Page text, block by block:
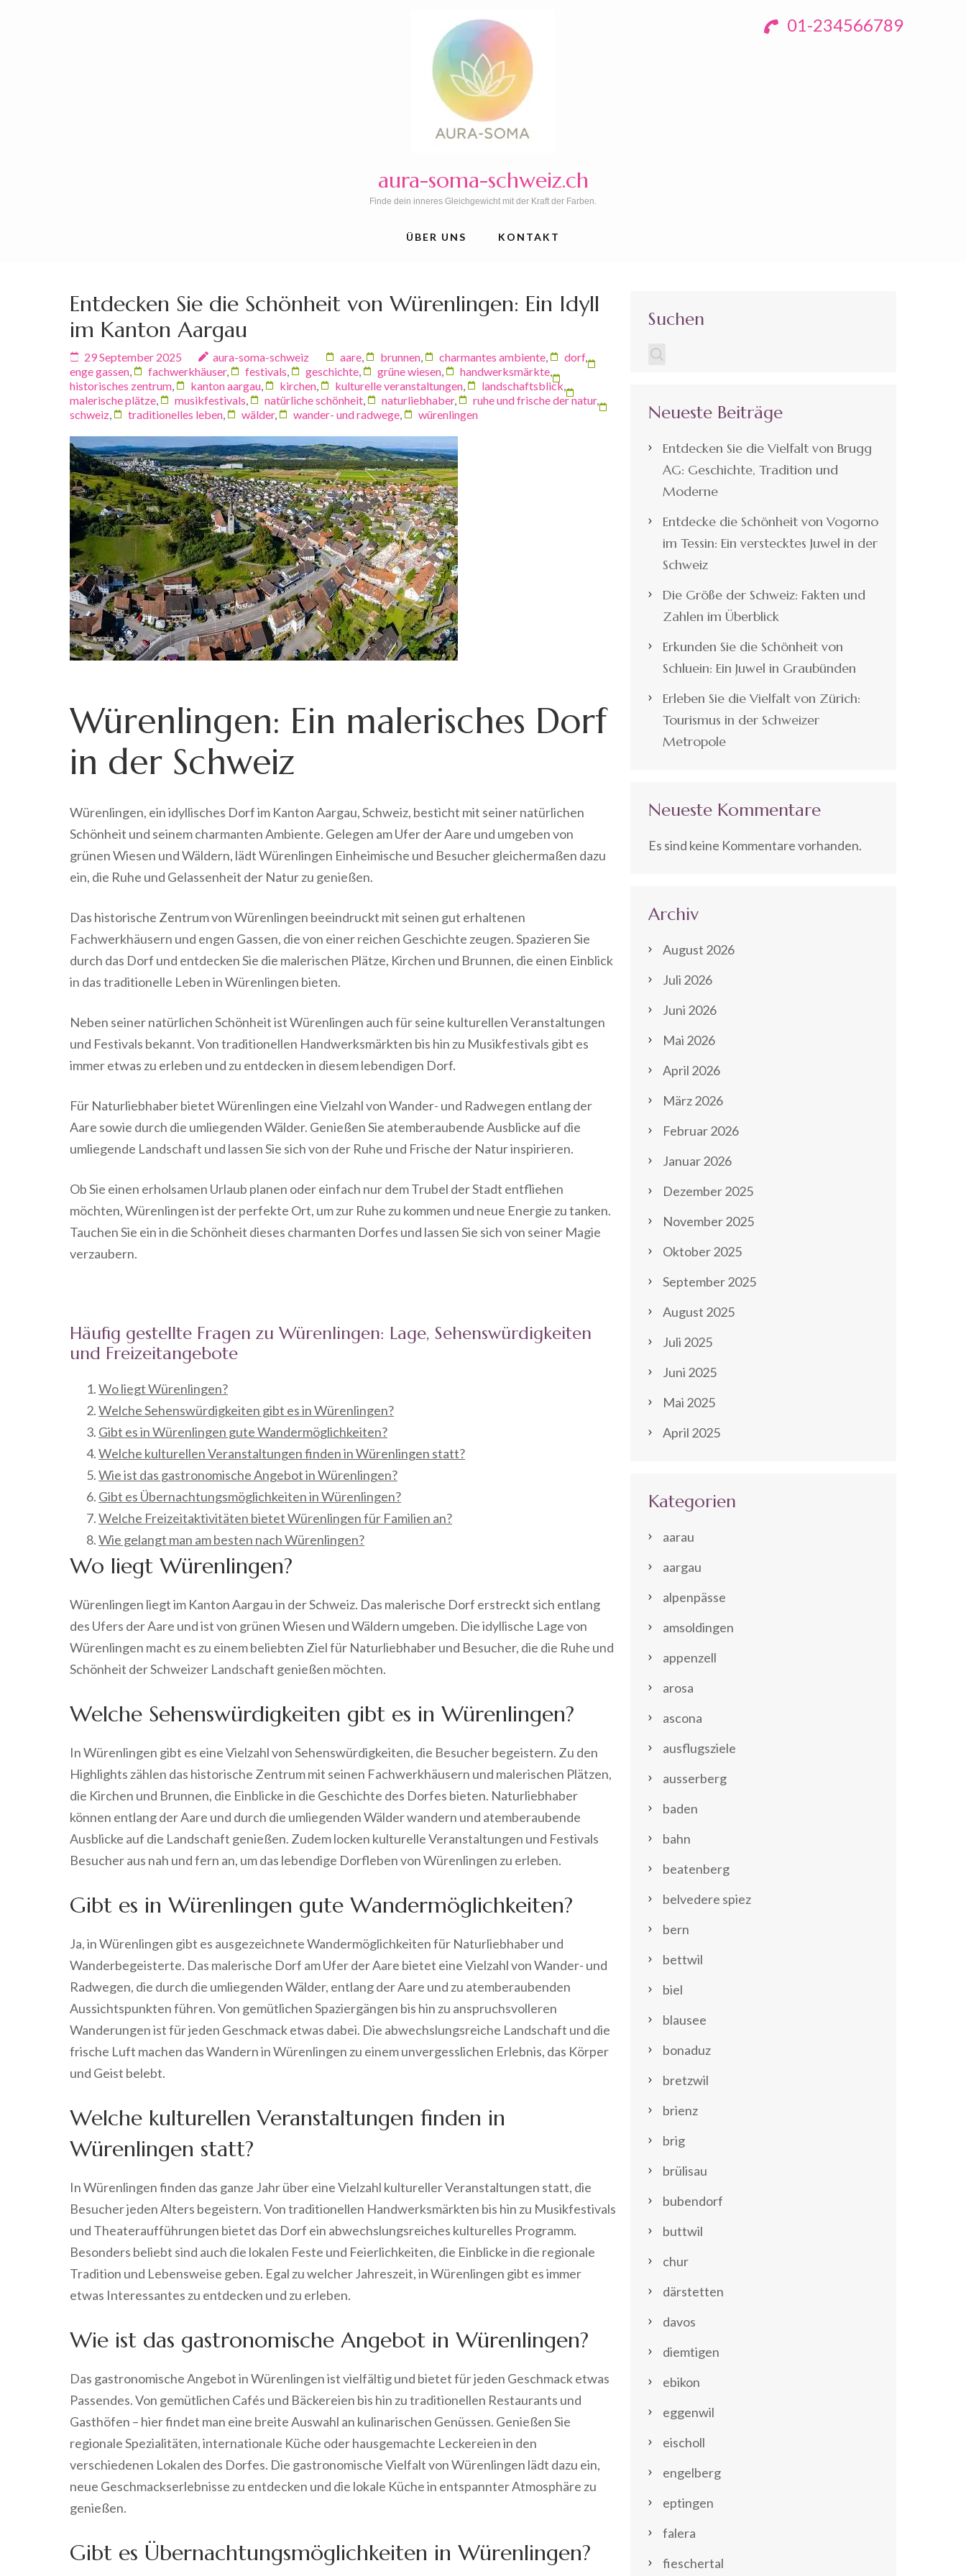
01-234566789
aura-soma-schweiz.ch
Finde dein inneres Gleichgewicht mit der Kraft der Farben.
ÜBER UNS KONTAKT
Entdecken Sie die Schönheit von Würenlingen: Ein Idyll
im Kanton Aargau
29 September 2025 aura-soma-schweiz aare brunnen charmantes ambiente dorf,
enge gassen
fachwerkhäuser, festivals geschichte grüne wiesen handwerksmärkte
historisches zentrum
kanton aargau kirchen kulturelle veranstaltungen landschaftsblick
malerische plätze
musikfestivals natürliche schönheit naturliebhaber, ruhe und frische der natur,
schweiz
traditionelles leben wälder, wander- und radwege würenlingen
Würenlingen: Ein malerisches Dorf
in der Schweiz
Würenlingen, ein idyllisches Dorf im Kanton Aargau, Schweiz, besticht mit seiner natürlichen
Schönheit und seinem charmanten Ambiente. Gelegen am Ufer der Aare und umgeben von
grünen Wiesen und Wäldern, lädt Würenlingen Einheimische und Besucher gleichermaßen dazu
ein, die Ruhe und Gelassenheit der Natur zu genießen.
Das historische Zentrum von Würenlingen beeindruckt mit seinen gut erhaltenen
Fachwerkhäusern und engen Gassen, die von einer reichen Geschichte zeugen. Spazieren Sie
durch das Dorf und entdecken Sie die malerischen Plätze, Kirchen und Brunnen, die einen Einblick
in das traditionelle Leben in Würenlingen bieten.
Neben seiner natürlichen Schönheit ist Würenlingen auch für seine kulturellen Veranstaltungen
und Festivals bekannt. Von traditionellen Handwerksmärkten bis hin zu Musikfestivals gibt es
immer etwas zu erleben und zu entdecken in diesem lebendigen Dorf.
Für Naturliebhaber bietet Würenlingen eine Vielzahl von Wander- und Radwegen entlang der
Aare sowie durch die umliegenden Wälder. Genießen Sie atemberaubende Ausblicke auf die
umliegende Landschaft und lassen Sie sich von der Ruhe und Frische der Natur inspirieren.
Ob Sie einen erholsamen Urlaub planen oder einfach nur dem Trubel der Stadt entfliehen
möchten, Würenlingen ist der perfekte Ort, um zur Ruhe zu kommen und neue Energie zu tanken.
Tauchen Sie ein in die Schönheit dieses charmanten Dorfes und lassen Sie sich von seiner Magie
verzaubern.
Häufig gestellte Fragen zu Würenlingen: Lage, Sehenswürdigkeiten
und Freizeitangebote
Wo liegt Würenlingen?
Welche Sehenswürdigkeiten gibt es in Würenlingen?
Gibt es in Würenlingen gute Wandermöglichkeiten?
Welche kulturellen Veranstaltungen finden in Würenlingen statt?
Wie ist das gastronomische Angebot in Würenlingen?
Gibt es Übernachtungsmöglichkeiten in Würenlingen?
Welche Freizeitaktivitäten bietet Würenlingen für Familien an?
Wie gelangt man am besten nach Würenlingen?
Wo liegt Würenlingen?
Würenlingen liegt im Kanton Aargau in der Schweiz. Das malerische Dorf erstreckt sich entlang
des Ufers der Aare und ist von grünen Wiesen und Wäldern umgeben. Die idyllische Lage von
Würenlingen macht es zu einem beliebten Ziel für Naturliebhaber und Besucher, die die Ruhe und
Schönheit der Schweizer Landschaft genießen möchten.
Welche Sehenswürdigkeiten gibt es in Würenlingen?
In Würenlingen gibt es eine Vielzahl von Sehenswürdigkeiten, die Besucher begeistern. Zu den
Highlights zählen das historische Zentrum mit seinen Fachwerkhäusern und malerischen Plätzen,
die Kirchen und Brunnen, die Einblicke in die Geschichte des Dorfes bieten. Naturliebhaber
können entlang der Aare und durch die umliegenden Wälder wandern und atemberaubende
Ausblicke auf die Landschaft genießen. Zudem locken kulturelle Veranstaltungen und Festivals
Besucher aus nah und fern an, um das lebendige Dorfleben von Würenlingen zu erleben.
Gibt es in Würenlingen gute Wandermöglichkeiten?
Ja, in Würenlingen gibt es ausgezeichnete Wandermöglichkeiten für Naturliebhaber und
Wanderbegeisterte. Das malerische Dorf am Ufer der Aare bietet eine Vielzahl von Wander- und
Radwegen, die durch die umliegenden Wälder, entlang der Aare und zu atemberaubenden
Aussichtspunkten führen. Von gemütlichen Spaziergängen bis hin zu anspruchsvolleren
Wanderungen ist für jeden Geschmack etwas dabei. Die abwechslungsreiche Landschaft und die
frische Luft machen das Wandern in Würenlingen zu einem unvergesslichen Erlebnis, das Körper
und Geist belebt.
Welche kulturellen Veranstaltungen finden in
Würenlingen statt?
In Würenlingen finden das ganze Jahr über eine Vielzahl kultureller Veranstaltungen statt, die
Besucher jeden Alters begeistern. Von traditionellen Handwerksmärkten bis hin zu Musikfestivals
und Theateraufführungen bietet das Dorf ein abwechslungsreiches kulturelles Programm.
Besonders beliebt sind auch die lokalen Feste und Feierlichkeiten, die Einblicke in die regionale
Tradition und Lebensweise geben. Egal zu welcher Jahreszeit, in Würenlingen gibt es immer
etwas Interessantes zu entdecken und zu erleben.
Wie ist das gastronomische Angebot in Würenlingen?
Das gastronomische Angebot in Würenlingen ist vielfältig und bietet für jeden Geschmack etwas
Passendes. Von gemütlichen Cafés und Bäckereien bis hin zu traditionellen Restaurants und
Gasthöfen – hier findet man eine breite Auswahl an kulinarischen Genüssen. Genießen Sie
regionale Spezialitäten, internationale Küche oder hausgemachte Leckereien in den
verschiedenen Lokalen des Dorfes. Die gastronomische Vielfalt von Würenlingen lädt dazu ein,
neue Geschmackserlebnisse zu entdecken und die lokale Küche in entspannter Atmosphäre zu
genießen.
Gibt es Übernachtungsmöglichkeiten in Würenlingen?
Suchen
Neueste Beiträge
Entdecken Sie die Vielfalt von Brugg
AG: Geschichte, Tradition und
Moderne
Entdecke die Schönheit von Vogorno
im Tessin: Ein verstecktes Juwel in der
Schweiz
Die Größe der Schweiz: Fakten und
Zahlen im Überblick
Erkunden Sie die Schönheit von
Schluein: Ein Juwel in Graubünden
Erleben Sie die Vielfalt von Zürich:
Tourismus in der Schweizer
Metropole
Neueste Kommentare
Es sind keine Kommentare vorhanden.
Archiv
August 2026
Juli 2026
Juni 2026
Mai 2026
April 2026
März 2026
Februar 2026
Januar 2026
Dezember 2025
November 2025
Oktober 2025
September 2025
August 2025
Juli 2025
Juni 2025
Mai 2025
April 2025
Kategorien
aarau
aargau
alpenpässe
amsoldingen
appenzell
arosa
ascona
ausflugsziele
ausserberg
baden
bahn
beatenberg
belvedere spiez
bern
bettwil
biel
blausee
bonaduz
bretzwil
brienz
brig
brülisau
bubendorf
buttwil
chur
därstetten
davos
diemtigen
ebikon
eggenwil
eischoll
engelberg
eptingen
falera
fieschertal